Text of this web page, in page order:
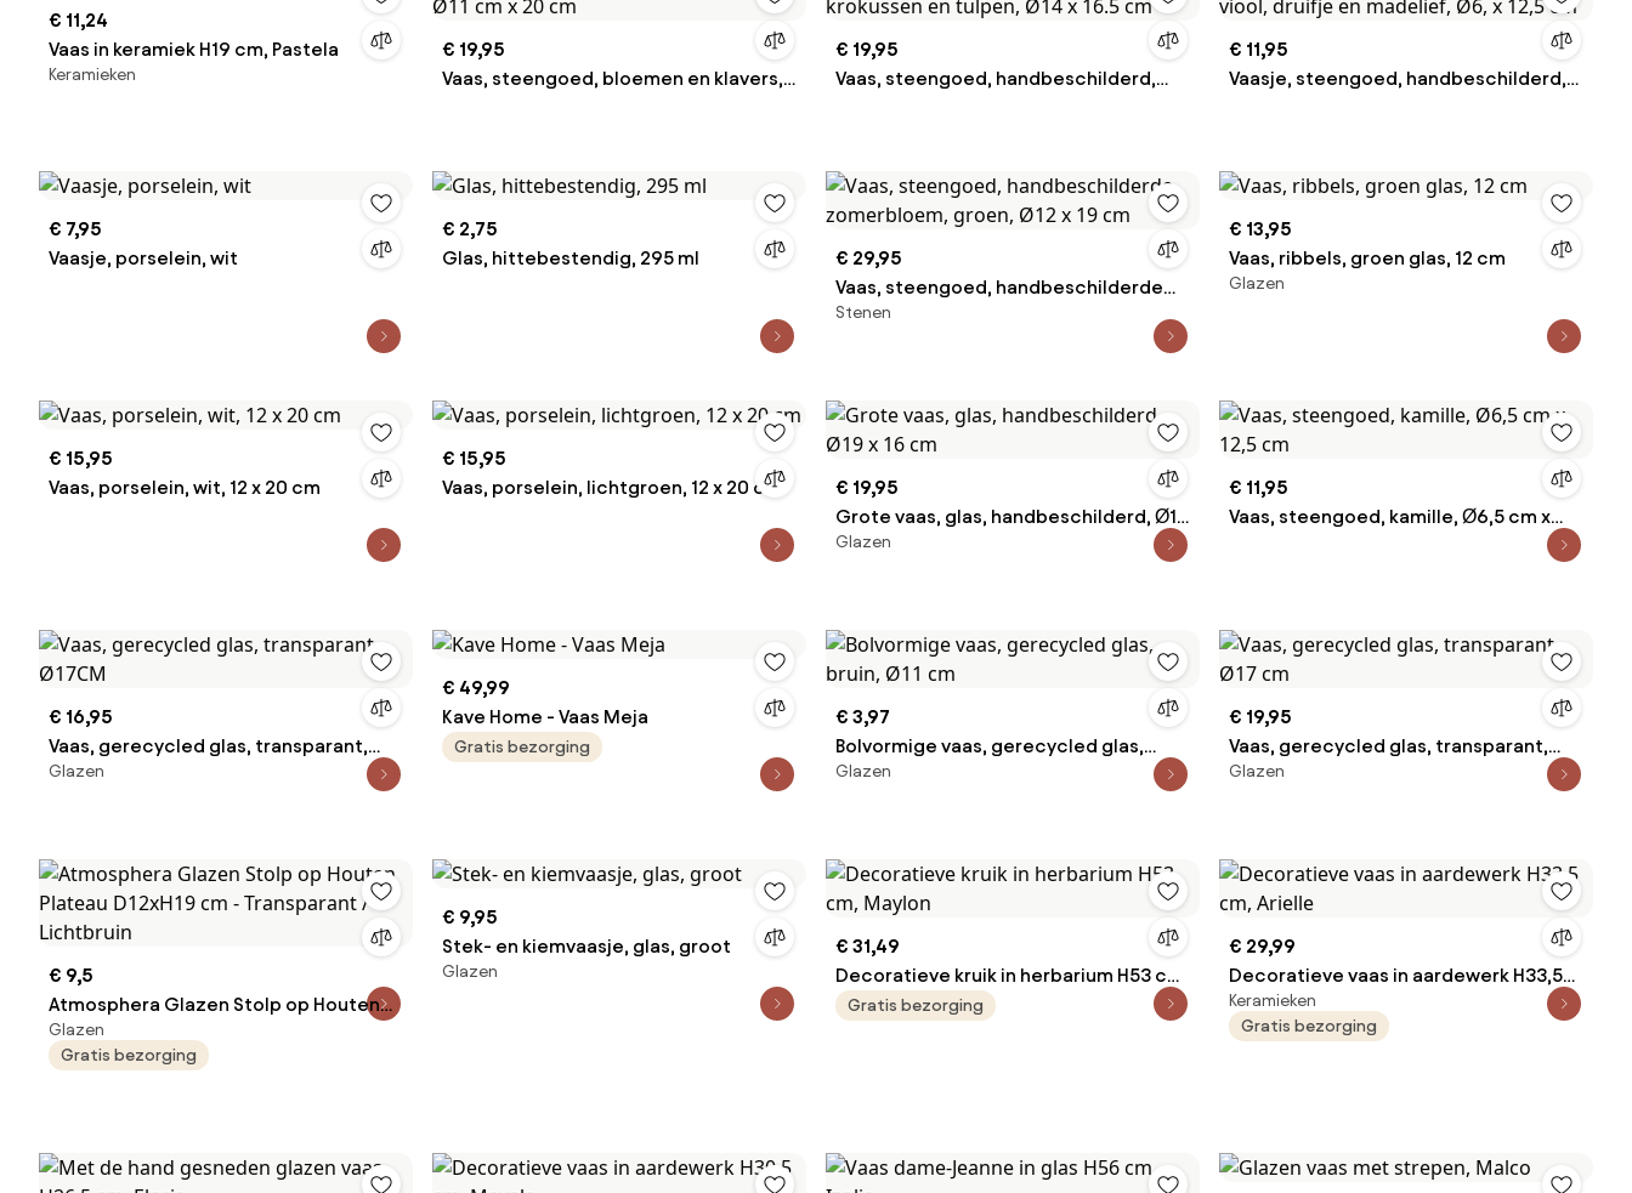
€ 11,24
Vaas in keramiek H19 cm, Pastela
Keramieken
€ 19,95
Vaas, steengoed, bloemen en klavers,
€ 19,95
Vaas, steengoed, handbeschilderd,
€ 11,95
Vaasje, steengoed, handbeschilderd,
€ 7,95
Vaasje, porselein, wit
€ 2,75
Glas, hittebestendig, 295 ml
€ 29,95
Vaas, steengoed, handbeschilderde
zomerbloem, groen, Ø12 x 19 cm
Stenen
€ 13,95
Vaas, ribbels, groen glas, 12 cm
Glazen
€ 15,95
Vaas, porselein, wit, 12 x 20 cm
€ 15,95
Vaas, porselein, lichtgroen, 12 x 20 cm
€ 19,95
Grote vaas, glas, handbeschilderd, Ø19
x 16 cm
Glazen
€ 11,95
Vaas, steengoed, kamille, Ø6,5 cm x
€ 16,95
Vaas, gerecycled glas, transparant,
Ø17CM
Glazen
€ 49,99
Kave Home - Vaas Meja
Gratis bezorging
€ 3,97
Bolvormige vaas, gerecycled glas,
bruin, Ø11 cm
Glazen
€ 19,95
Vaas, gerecycled glas, transparant,
Ø17 cm
Glazen
€ 9,5
Atmosphera Glazen Stolp op Houten
Plateau D12xH19 cm - Transparant /
Lichtbruin
Glazen
Gratis bezorging
€ 9,95
Stek- en kiemvaasje, glas, groot
Glazen
€ 31,49
Decoratieve kruik in herbarium H53 cm,
Maylon
Gratis bezorging
€ 29,99
Decoratieve vaas in aardewerk H33,5
cm, Arielle
Keramieken
Gratis bezorging